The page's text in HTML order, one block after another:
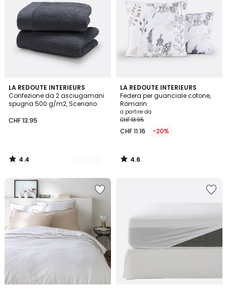
LA REDOUTE INTERIEURS
Confezione da 2 asciugamani
spugna 500 g/m2, Scenario
CHF 13.95
4.4
/ 5
10
Colori
4.4
/
LA REDOUTE INTERIEURS
Federa per guanciale cotone,
Romarin
a partire da
CHF 13.95
CHF 11.16 -20%
4.6
/ 5
4.6
/